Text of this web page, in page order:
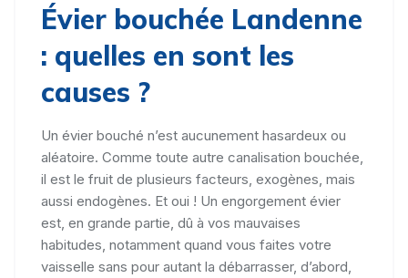
Évier bouchée Landenne
: quelles en sont les
causes ?
Un évier bouché n’est aucunement hasardeux ou
aléatoire. Comme toute autre canalisation bouchée,
il est le fruit de plusieurs facteurs, exogènes, mais
aussi endogènes. Et oui ! Un engorgement évier
est, en grande partie, dû à vos mauvaises
habitudes, notamment quand vous faites votre
vaisselle sans pour autant la débarrasser, d’abord,